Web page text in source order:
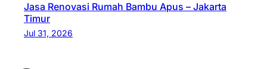
Jasa Renovasi Rumah Bambu Apus – Jakarta
Timur
Jul 31, 2026